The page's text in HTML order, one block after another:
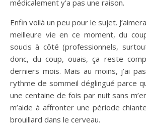
médicalement y’a pas une raison.
Enfin voilà un peu pour le sujet.
meilleure vie en ce moment, du
soucis à côté (professionnels,
donc, du coup, ouais, ça reste
derniers mois. Mais au moins, j’ai
rythme de sommeil déglingué parce
une centaine de fois par nuit sans
m’aide à affronter une période
brouillard dans le cerveau.